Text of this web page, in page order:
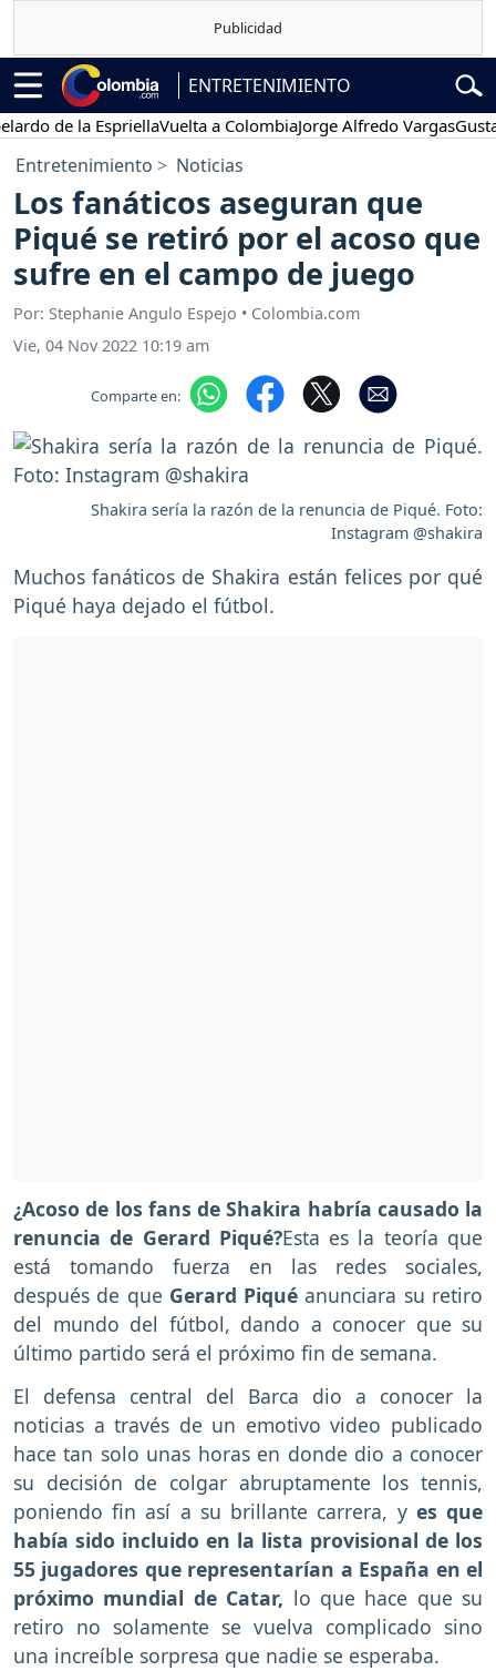
ENTRETENIMIENTO
de la EspriellaVuelta a ColombiaJorge Alfredo VargasGustavo
Entretenimiento Noticias
Los fanáticos aseguran que
Piqué se retiró por el acoso que
sufre en el campo de juego
Por: Stephanie Angulo Espejo • Colombia.com
Vie, 04 Nov 2022 10:19 am
Comparte en:
Shakira sería la razón de la renuncia de Piqué. Foto:
Instagram @shakira
Muchos fanáticos de Shakira están felices por qué
Piqué haya dejado el fútbol.
¿Acoso de los fans de Shakira habría causado la
renuncia de Gerard Piqué?Esta es la teoría que
está tomando fuerza en las redes sociales,
después de que Gerard Piquéanunciara su retiro
del mundo del fútbol, dando a conocer que su
último partido será el próximo fin de semana.
El defensa central del Barca dio a conocer la
noticias a través de un emotivo video publicado
hace tan solo unas horas en donde dio a conocer
su decisión de colgar abruptamente los tennis,
poniendo fin así a su brillante carrera, yes que
había sido incluido en la lista provisional de los
55 jugadores que representarían a España en el
próximo mundial de Catar, lo que hace que su
retiro no solamente se vuelva complicado sino
una increíble sorpresa que nadie se esperaba.